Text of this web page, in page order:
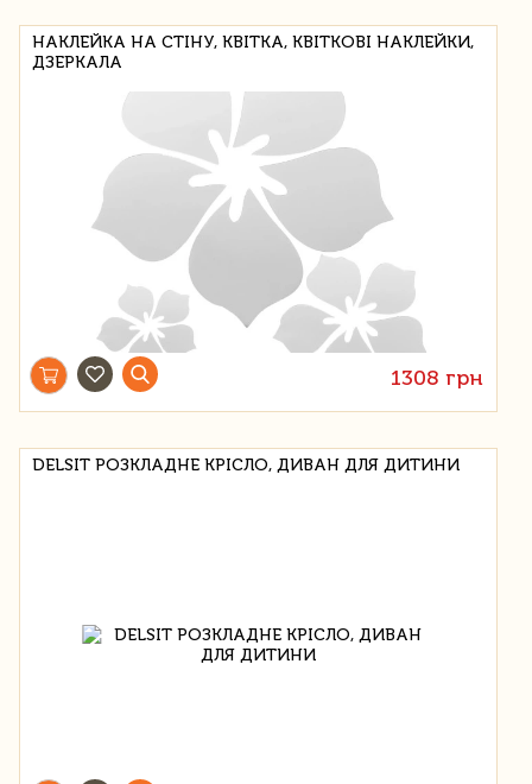
НАКЛЕЙКА НА СТІНУ, КВІТКА, КВІТКОВІ НАКЛЕЙКИ,
ДЗЕРКАЛА
1308 грн
DELSIT РОЗКЛАДНЕ КРІСЛО, ДИВАН ДЛЯ ДИТИНИ